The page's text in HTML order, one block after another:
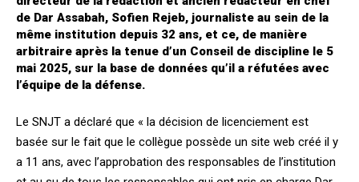
de Dar Assabah, Sofien Rejeb, journaliste au sein de la
même institution depuis 32 ans, et ce, de manière
arbitraire après la tenue d’un Conseil de discipline le 5
mai 2025, sur la base de données qu’il a réfutées avec
l’équipe de la défense.
Le SNJT a déclaré que « la décision de licenciement est
basée sur le fait que le collègue possède un site web créé il y
a 11 ans, avec l’approbation des responsables de l’institution